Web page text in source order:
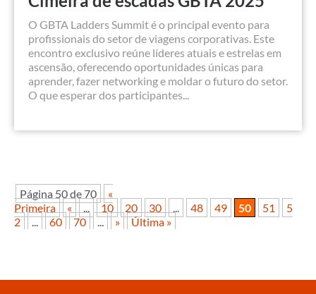
O GBTA Ladders Summit é o principal evento para
profissionais do setor de viagens corporativas. Este
encontro exclusivo reúne líderes atuais e estrelas em
ascensão, oferecendo oportunidades únicas para
aprender, fazer networking e moldar o futuro do setor.
O que esperar dos participantes...
Página 50 de 70
«
Primeira
« ... 10 20 30 ... 48 49 50 51
5
2
... 60 70 ... » Última »